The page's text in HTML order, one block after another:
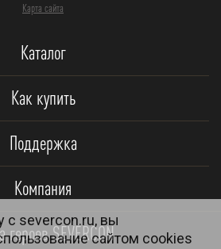
Карта сайта
Каталог
Как купить
Поддержка
Компания
героев SEVERCON
с severcon.ru, вы
сайтом cookies